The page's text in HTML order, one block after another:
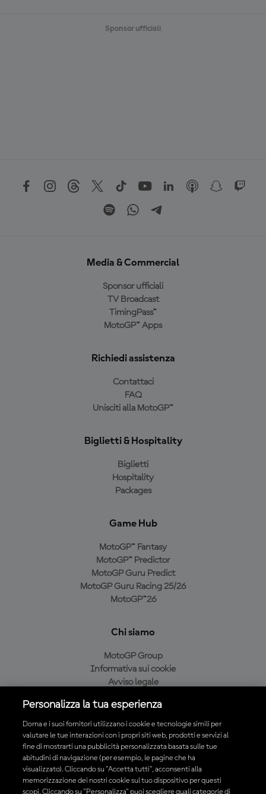
Sponsor ufficiali
Media & Commercial
Sponsor ufficiali
TV Broadcast
TimingPass™
MotoGP™ Apps
Richiedi assistenza
Contattaci
FAQ
Unisciti alla MotoGP™
Biglietti & Hospitality
Biglietti
Hospitality
Packages
Game Hub
MotoGP™ Fantasy
MotoGP™ Predictor
MotoGP Guru Predict
MotoGP Guru Racing 25/26
MotoGP™26
Chi siamo
MotoGP Group
Informativa sui cookie
Avviso legale
Condizioni di acquisto
Scarica l'app ufficiale MotoGP™
Personalizza la tua esperienza
Dorna e i suoi fornitori utilizzano i cookie e tecnologie simili per
valutare le tue interazioni con i propri siti web, prodotti e servizi al
fine di mostrarti una pubblicità personalizzata basata sulle tue
abitudini di navigazione (per esempio, le pagine che ha
visualizzato). Cliccando su "Accetta tutti", acconsenti alla
memorizzazione dei nostri cookie sul tuo dispositivo per questi
scopi. Cliccando su "Personalizza" puoi scegliere quali categorie di